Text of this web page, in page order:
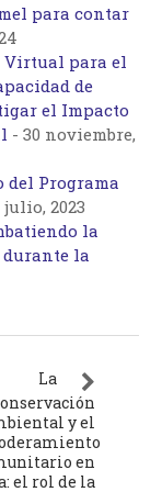
para contar
Virtual para el
de
el Impacto
-30 noviembre,
del Programa
julio, 2023
la
durante la
La
y el
en
el rol de la